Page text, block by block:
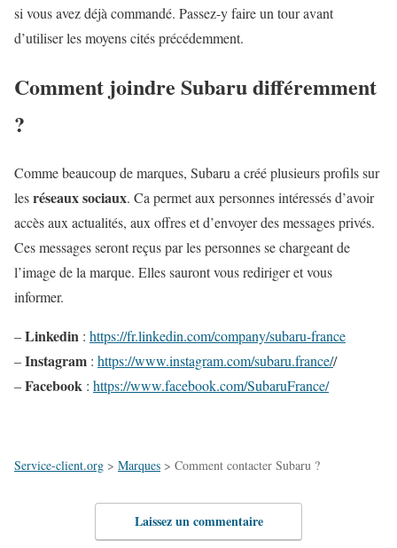
si vous avez déjà commandé. Passez-y faire un tour avant
d’utiliser les moyens cités précédemment.
Comment joindre Subaru différemment
?
Comme beaucoup de marques, Subaru a créé plusieurs profils sur
lesréseaux sociaux. Ca permet aux personnes intéressés d’avoir
accès aux actualités, aux offres et d’envoyer des messages privés.
Ces messages seront reçus par les personnes se chargeant de
l’image de la marque. Elles sauront vous rediriger et vous
informer.
–Linkedin : https://fr.linkedin.com/company/subaru-france
–Instagram : https://www.instagram.com/subaru.france//
–Facebook : https://www.facebook.com/SubaruFrance/
Service-client.org > Marques > Comment contacter Subaru ?
Laissez un commentaire